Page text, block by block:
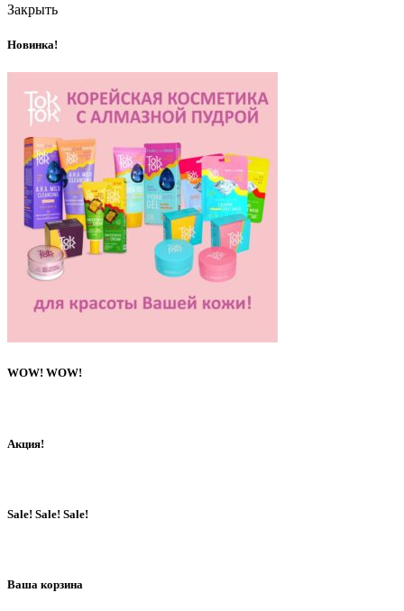
Закрыть
Новинка!
WOW! WOW!
Акция!
Sale! Sale! Sale!
Ваша корзина